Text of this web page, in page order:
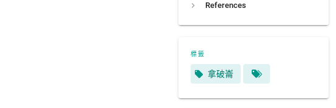
References
標籤
拿破崙